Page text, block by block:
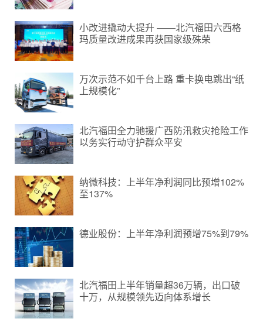
小改进撬动大提升 ——北汽福田六西格
玛质量改进成果再获国家级殊荣
万次示范不如千台上路 重卡换电跳出“纸
上规模化”
北汽福田全力驰援广西防汛救灾抢险工作
以务实行动守护群众平安
纳微科技：上半年净利润同比预增102%
至137%
德业股份：上半年净利润预增75%到79%
北汽福田上半年销量超36万辆，出口破
十万，从规模领先迈向体系增长